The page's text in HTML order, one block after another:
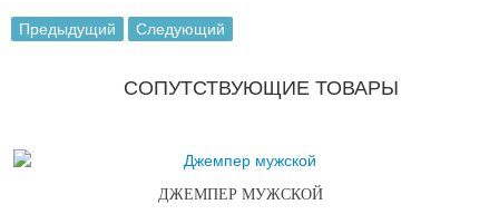
Предыдущий Следующий
СОПУТСТВУЮЩИЕ ТОВАРЫ
ДЖЕМПЕР МУЖСКОЙ